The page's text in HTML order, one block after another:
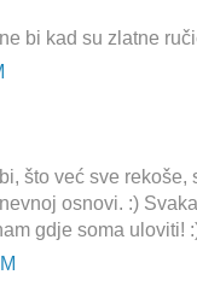
bi kad su zlatne
što već sve rekoše,
osnovi. :)
gdje soma uloviti!